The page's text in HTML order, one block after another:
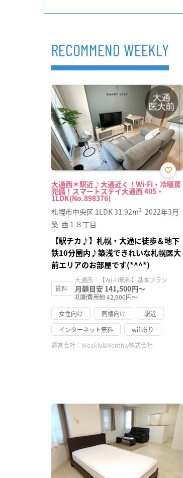
RECOMMEND WEEKLY
大通西＊駅近♪大通近く！Wi-Fi・冷暖房
完備！スマートステイ大通西 405・
1LDK(No.898376)
お気
に入
札幌市中央区 1LDK31.92m² 2022年3月
築 西１８丁目
【駅チカ♪】札幌・大通に徒歩＆地下
鉄10分圏内♪築浅できれいな札幌医大
前エリアのお部屋です(*^^*)
賃料
大通西｜【Wi-Fi無料】基本プラン
月額目安 141,500円～
初期費用他 42,900円～
女性向け
同棲向け
駅近
インターネット無料
wifiあり
運営会社： Weekly&Monthly株式会社